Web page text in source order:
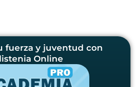
fuerza y juventud con
Online